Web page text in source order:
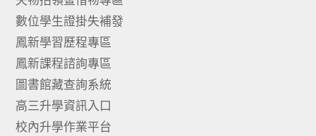
數位學生證掛失補發
鳳新學習歷程專區
鳳新課程諮詢專區
圖書館藏查詢系統
高三升學資訊入口
校內升學作業平台